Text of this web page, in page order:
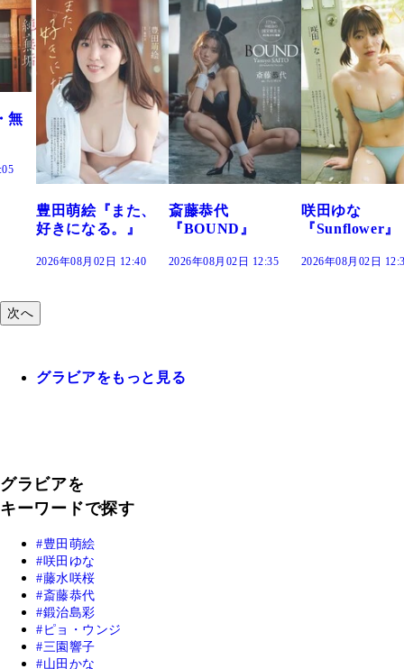
斎藤恭代
『BOUND』
2026年08月02日 12:35
咲田ゆな
『Sunflower』
2026年08月02日 12:30
藤水咲桜『花
だまり』
2026年08月02日
次へ
グラビアをもっと見る
グラビアを
キーワードで探す
豊田萌絵
咲田ゆな
藤水咲桜
斎藤恭代
鍛治島彩
ピョ・ウンジ
三園響子
山田かな